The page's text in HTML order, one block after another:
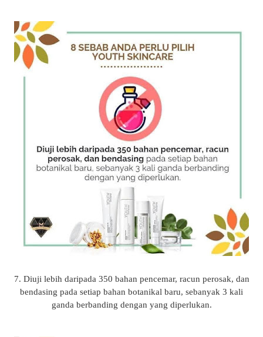
7. Diuji lebih daripada 350 bahan pencemar, racun perosak, dan
bendasing pada setiap bahan botanikal baru, sebanyak 3 kali
ganda berbanding dengan yang diperlukan.